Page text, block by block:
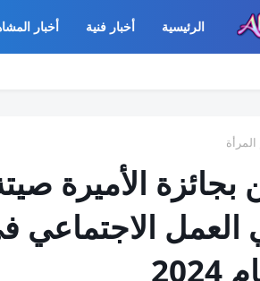
الرئيسية أخبار فنية أخبار
بجائزة الأميرة
العمل الاجتماعي